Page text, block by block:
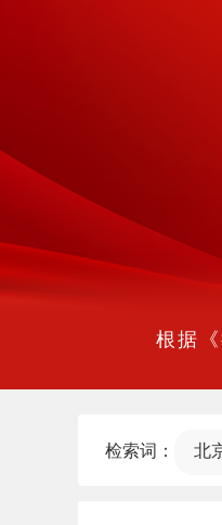
根据
检索词： 北